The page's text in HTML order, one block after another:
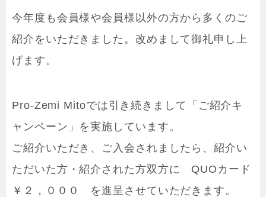
今年度も会員様や会員様以外の方から多くのご
紹介をいただきました。改めまして御礼申し上
げます。
Pro-Zemi Mitoでは引き続きまして「ご紹介キ
ャンペーン」を実施しています。
ご紹介いただき、ご入会されましたら、紹介い
ただいた方・紹介された方双方に QUOカード
￥２，０００ を進呈させていただきます。